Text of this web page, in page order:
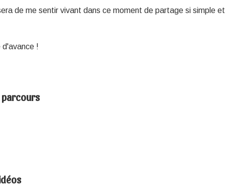
de me sentir vivant dans ce moment de partage si simple et
d'avance !
parcours